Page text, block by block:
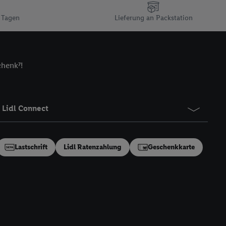
Lieferung an Packstation
Lidl Connect
Lastschrift Lidl Ratenzahlung Geschenkkarte
Online-Kennung
verwenden
E-Mail-
verfügbar ist.
und einer
von Dritten betrieben
speziell zur
generell zu
„Nutzung der
(nur für
Utiq